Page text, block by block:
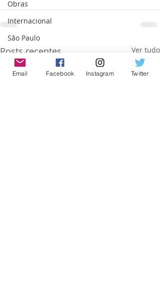
Obras
Internacional
São Paulo
Israel
Trabalho
Posts recentes Ver tudo
Email Facebook Instagram Twitter